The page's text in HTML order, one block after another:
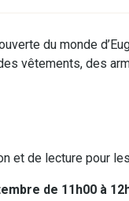
du monde
vêtements, des
et de lecture pour
de 11h00 à